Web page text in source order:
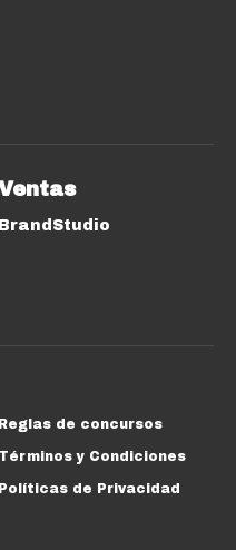
BrandStudio
Reglas de concursos
Términos y Condiciones
Políticas de Privacidad